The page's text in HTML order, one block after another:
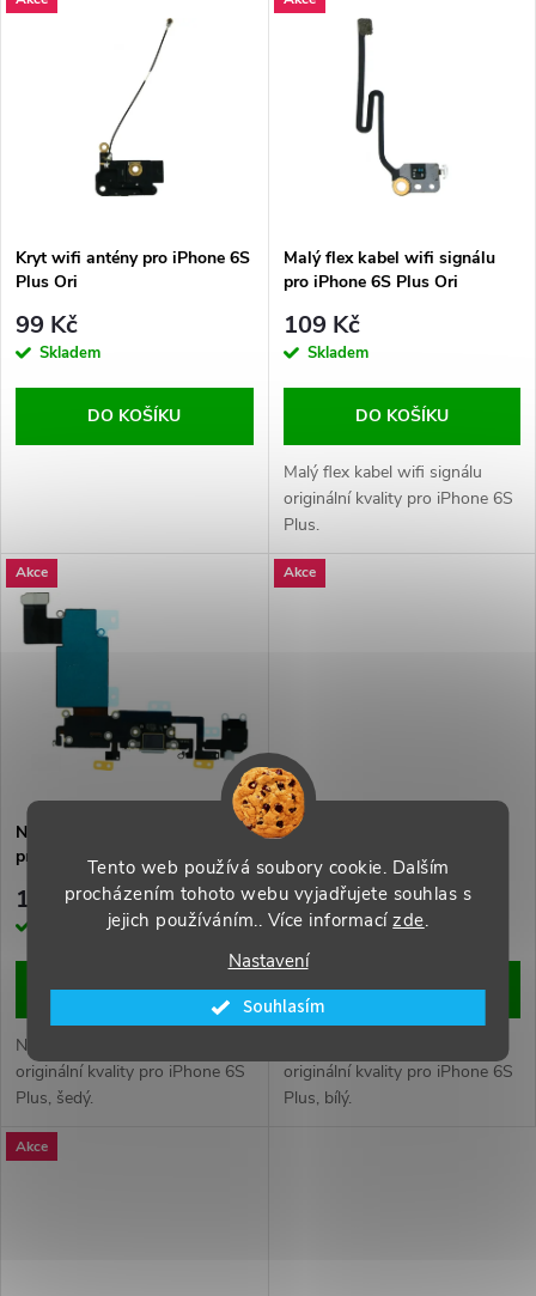
Tento web používá soubory cookie. Dalším
procházením tohoto webu vyjadřujete souhlas s
jejich používáním.. Více informacízde.
Nastavení
Souhlasím
p
r
o
d
k
t
Nejdražší
Nejprodávanější
s
p
r
u
k
t
Kryt wifi antény pro iPhone 6S
Plus Ori
99 Kč
Skladem
DO KOŠÍKU
Malý flex kabel wifi signálu
pro iPhone 6S Plus Ori
109 Kč
Skladem
DO KOŠÍKU
Malý flex kabel wifi signálu
originální kvality pro iPhone 6S
Plus.
Akce
Nabíjecí Flex kabel s portem
pro iPhone 6S Plus šedý Ori
149 Kč
DO KOŠÍKU
Nabíjecí Flex kabel s portem
originální kvality pro iPhone 6S
Plus, šedý.
Akce
Nabíjecí port Flex kabel pro
iPhone 6S Plus bílý Ori
229 Kč
Skladem
DO KOŠÍKU
originální kvality pro iPhone 6S
Plus, bílý.
Akce